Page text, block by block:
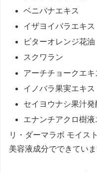
ベニバナエキス
イザヨイバラエキス
ビターオレンジ花油
スクワラン
アーチチョークエキ
イノバラ果実エキス
セイヨウナシ果汁発
エナンチアクロ樹液
リ・ダーマラボ モイス
美容液成分でできていま